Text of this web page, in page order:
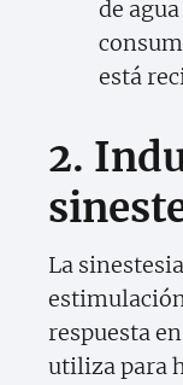
de
está
2.
La
respuesta
utiliza para